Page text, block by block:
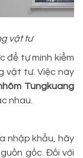
vật tư
để tự mình kiểm
vật tư. Việc này
Tungkuang
nhau.
nhập khẩu, hãy
gốc. Đối với